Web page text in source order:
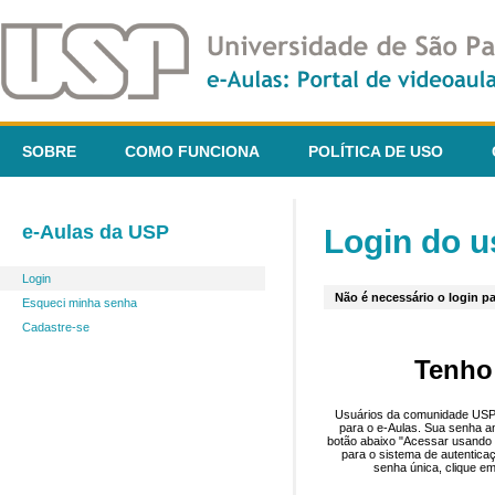
SOBRE COMO FUNCIONA POLÍTICA DE USO
e-Aulas da USP
Login
Esqueci minha senha
Cadastre-se
Login do
Não é necessário o login
Usuários da comunidade
para o e-Aulas. Sua senha
botão abaixo "Acessar
para o sistema de
senha única, clique